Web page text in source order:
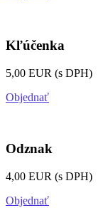
Kľúčenka
5,00 EUR (s DPH)
Objednať
Odznak
4,00 EUR (s DPH)
Objednať